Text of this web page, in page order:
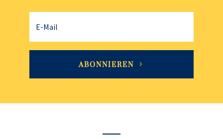
ABONNIEREN